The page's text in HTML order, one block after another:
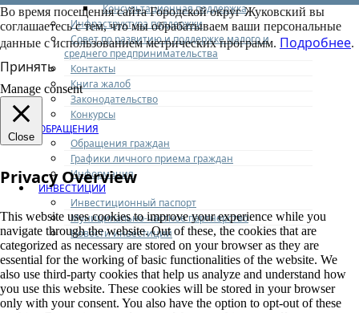
Консультационная поддержка
Инфраструктура поддержки
Совет по развитию и поддержке малого и
среднего предпринимательства
Контакты
Книга жалоб
Законодательство
Конкурсы
ОБРАЩЕНИЯ
Обращения граждан
Графики личного приема граждан
Информация
ИНВЕСТИЦИИ
Инвестиционный паспорт
Муниципально-частное партнерство
Новости инвестиций
Во время посещения сайта Городской округ Жуковский вы
соглашаетесь с тем, что мы обрабатываем ваши персональные
данные с использованием метрических программ. Подробнее.
Принять
Manage consent
Close
Privacy Overview
This website uses cookies to improve your experience while you
navigate through the website. Out of these, the cookies that are
categorized as necessary are stored on your browser as they are
essential for the working of basic functionalities of the website. We
also use third-party cookies that help us analyze and understand how
you use this website. These cookies will be stored in your browser
only with your consent. You also have the option to opt-out of these